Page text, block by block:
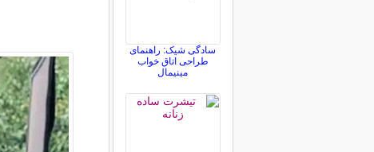
سادگی شیک: راهنمای
طراحی اتاق خواب
مینیمال